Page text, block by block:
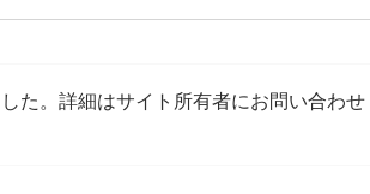
た。詳細はサイト所有者にお問い合わせ